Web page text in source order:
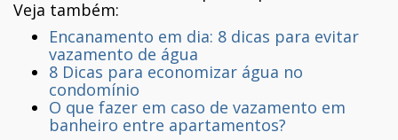
Veja também:
Encanamento em dia: 8 dicas para evitar
vazamento de água
8 Dicas para economizar água no
condomínio
O que fazer em caso de vazamento em
banheiro entre apartamentos?